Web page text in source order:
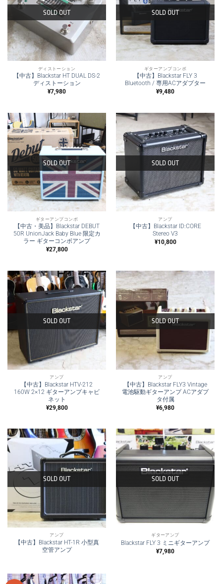
SOLD OUT
ディストーション
【中古】Blackstar HT DUAL DS-2
ディストーション
¥7,980
SOLD OUT
ギターアンプコンボ
【中古】Blackstar FLY 3
Bluetooth / 専用ACアダプター
¥9,480
SOLD OUT
ギターアンプコンボ
【中古・美品】Blackstar DEBUT
50R UnionJack Baby Blue 限定カ
ラー ギターコンボアンプ
¥27,800
SOLD OUT
アンプ
【中古】Blackstar ID:CORE
Stereo V3
¥10,800
SOLD OUT
アンプ
【中古】Blackstar HTV-212
160W 2×12 ギターアンプキャビ
ネット
¥29,800
SOLD OUT
アンプ
【中古】Blackstar FLY3 Vintage
電池駆動ギターアンプ ACアダプ
タ付属
¥6,980
SOLD OUT
アンプ
【中古】Blackstar HT-1R 小型真
空管アンプ
SOLD OUT
ギターアンプ
Blackstar FLY 3 ミニギターアンプ
¥7,980